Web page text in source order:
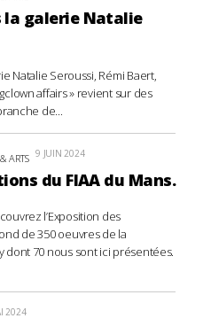
la galerie Natalie
Natalie Seroussi, Rémi Baert,
affairs » revient sur des
de...
ARTS 9 JUIN 2024
du FIAA du Mans.
l’Exposition des
de 350 oeuvres de la
70 nous sont ici présentées.
2024